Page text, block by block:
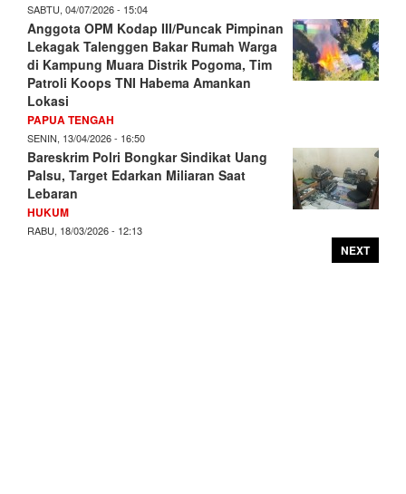
SABTU, 04/07/2026 - 15:04
Anggota OPM Kodap III/Puncak Pimpinan
Lekagak Talenggen Bakar Rumah Warga
di Kampung Muara Distrik Pogoma, Tim
Patroli Koops TNI Habema Amankan
Lokasi
PAPUA TENGAH
SENIN, 13/04/2026 - 16:50
Bareskrim Polri Bongkar Sindikat Uang
Palsu, Target Edarkan Miliaran Saat
Lebaran
HUKUM
RABU, 18/03/2026 - 12:13
NEXT